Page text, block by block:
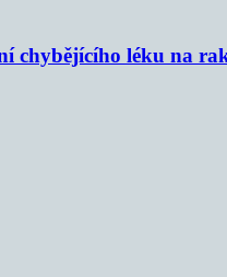
chybějícího léku na